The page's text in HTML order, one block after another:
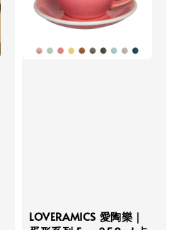
LOVERAMICS 愛陶樂｜